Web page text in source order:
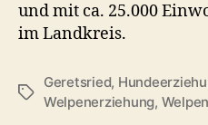
und mit ca. 25.000
im Landkreis.
Schlagwörter
Geretsried,
Welpenerziehung,